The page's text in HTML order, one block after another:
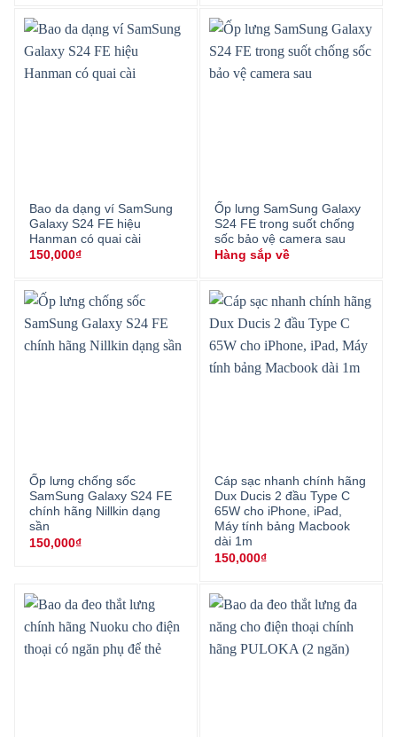
Bao da dạng ví SamSung
Galaxy S24 FE hiệu
Hanman có quai cài
150,000₫
Ốp lưng SamSung Galaxy
S24 FE trong suốt chống
sốc bảo vệ camera sau
Hàng sắp về
Ốp lưng chống sốc
SamSung Galaxy S24 FE
chính hãng Nillkin dạng
sần
150,000₫
Cáp sạc nhanh chính hãng
Dux Ducis 2 đầu Type C
65W cho iPhone, iPad,
Máy tính bảng Macbook
dài 1m
150,000₫